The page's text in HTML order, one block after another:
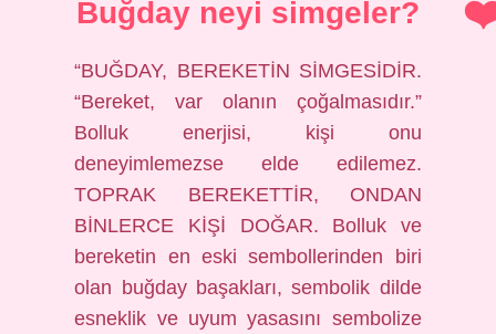
Buğday neyi simgeler?
“BUĞDAY, BEREKETİN SİMGESİDİR.
“Bereket, var olanın çoğalmasıdır.”
Bolluk enerjisi, kişi onu
deneyimlemezse elde edilemez.
TOPRAK BEREKETTİR, ONDAN
BİNLERCE KİŞİ DOĞAR. Bolluk ve
bereketin en eski sembollerinden biri
olan buğday başakları, sembolik dilde
esneklik ve uyum yasasını sembolize